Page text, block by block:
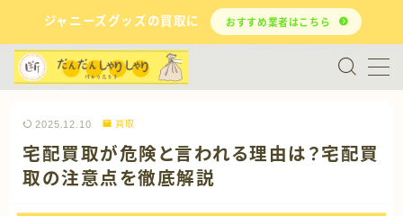
ジャニーズグッズの買取に おすすめ業者はこちら
MENU
お問い合わせ
買取
2025.12.10 買取
宅配買取が危険と言われる理由は？宅配買
取の注意点を徹底解説